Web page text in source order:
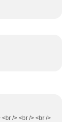
/> <br /> <br />